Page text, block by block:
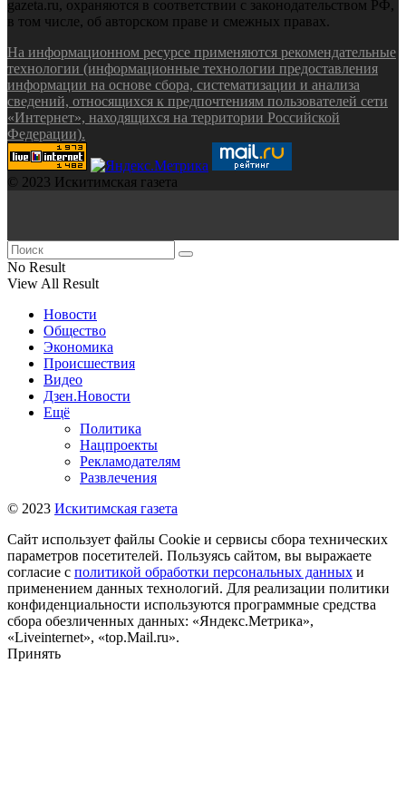
gazeta.ru, охраняются в соответствии с законодательством РФ,
в том числе, об авторском праве и смежных правах.
На информационном ресурсе применяются рекомендательные
технологии (информационные технологии предоставления
информации на основе сбора, систематизации и анализа
сведений, относящихся к предпочтениям пользователей сети
«Интернет», находящихся на территории Российской
Федерации).
© 2023 Искитимская газета
No Result
View All Result
Новости
Общество
Экономика
Происшествия
Видео
Дзен.Новости
Ещё
Политика
Нацпроекты
Рекламодателям
Развлечения
© 2023 Искитимская газета
Сайт использует файлы Cookie и сервисы сбора технических
параметров посетителей. Пользуясь сайтом, вы выражаете
согласие с политикой обработки персональных данных и
применением данных технологий. Для реализации политики
конфиденциальности используются программные средства
сбора обезличенных данных: «Яндекс.Метрика»,
«Liveinternet», «top.Mail.ru».
Принять